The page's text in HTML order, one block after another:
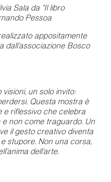
Sala da “Il libro
Pessoa
appositamente
dall’associazione Bosco
un solo invito:
Questa mostra è
e riflessivo che celebra
e non come traguardo. Un
il gesto creativo diventa
stupore. Non una corsa,
dell’arte.